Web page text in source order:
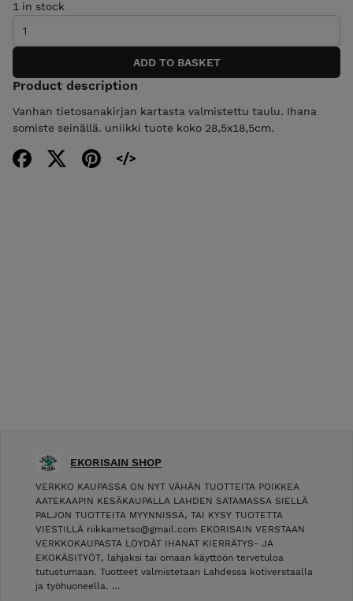
1 in stock
Product description
Vanhan tietosanakirjan kartasta valmistettu taulu. Ihana
somiste seinällä. uniikki tuote koko 28,5x18,5cm.
EKORISAIN SHOP
VERKKO KAUPASSA ON NYT VÄHÄN TUOTTEITA POIKKEA
AATEKAAPIN KESÄKAUPALLA LAHDEN SATAMASSA SIELLÄ
PALJON TUOTTEITA MYYNNISSÄ, TAI KYSY TUOTETTA
VIESTILLÄ riikkametso@gmail.com EKORISAIN VERSTAAN
VERKKOKAUPASTA LÖYDÄT IHANAT KIERRÄTYS- JA
EKOKÄSITYÖT, lahjaksi tai omaan käyttöön tervetuloa
tutustumaan. Tuotteet valmistetaan Lahdessa kotiverstaalla
ja työhuoneella. …